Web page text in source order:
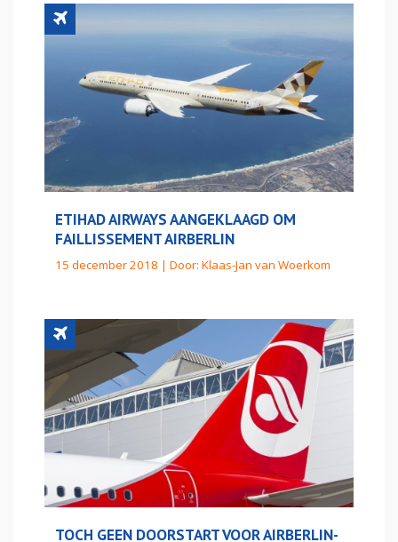
ETIHAD AIRWAYS AANGEKLAAGD OM
FAILLISSEMENT AIRBERLIN
15 december 2018 | Door: Klaas-Jan van Woerkom
TOCH GEEN DOORSTART VOOR AIRBERLIN-